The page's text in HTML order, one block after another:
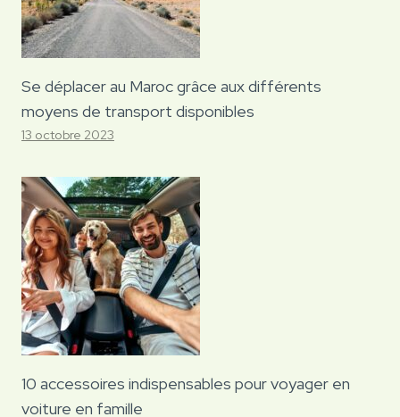
Se déplacer au Maroc grâce aux différents
moyens de transport disponibles
13 octobre 2023
10 accessoires indispensables pour voyager en
voiture en famille